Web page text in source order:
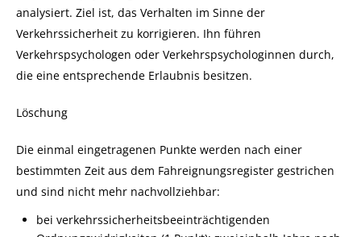
analysiert. Ziel ist, das Verhalten im Sinne der
Verkehrssicherheit zu korrigieren. Ihn führen
Verkehrspsychologen oder Verkehrspsychologinnen durch,
die eine entsprechende Erlaubnis besitzen.
Löschung
Die einmal eingetragenen Punkte werden nach einer
bestimmten Zeit aus dem Fahreignungsregister gestrichen
und sind nicht mehr nachvollziehbar:
beiverkehrssicherheitsbeeinträchtigenden